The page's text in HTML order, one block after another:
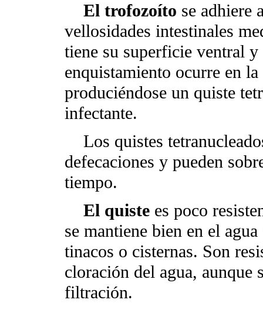
El trofozoíto se adhiere
vellosidades intestinales
tiene su superficie ventral
enquistamiento ocurre en
produciéndose un quiste
infectante.
Los quistes
defecaciones y pueden
tiempo.
El quiste es poco
se mantiene bien en el
tinacos o cisternas. Son
cloración del agua,
filtración.